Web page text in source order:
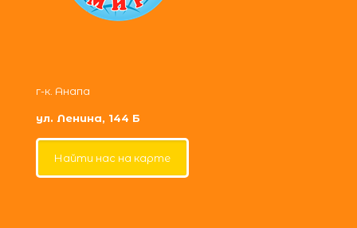
г-к. Анапа
ул. Ленина, 144 Б
Найти нас на карте